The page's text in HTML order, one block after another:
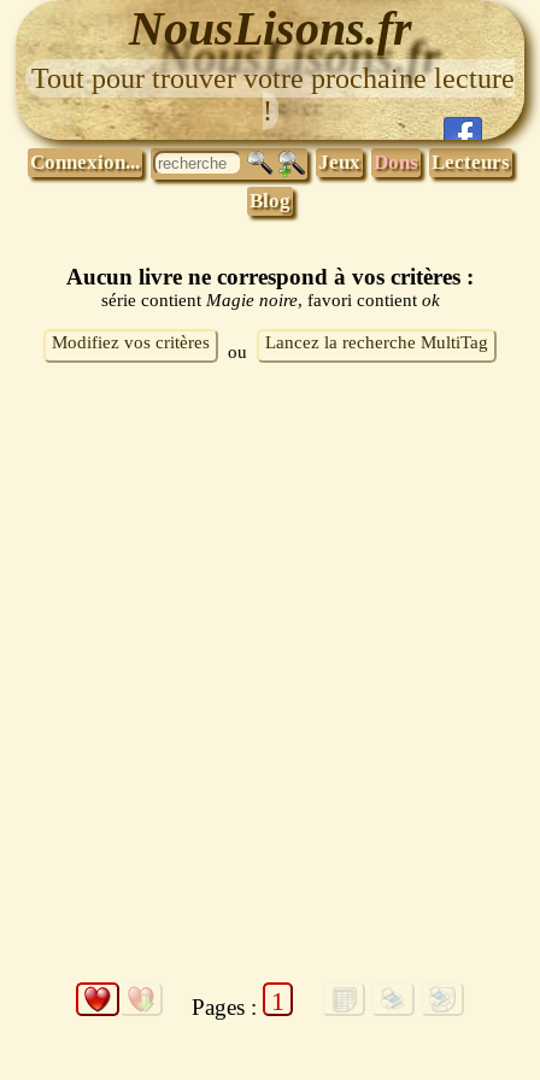
NousLisons.fr
Tout pour trouver votre prochaine lecture
!
Connexion... Jeux Dons Lecteurs
Blog
Aucun livre ne correspond à vos critères :
série contient Magie noire, favori contient ok
Modifiez vos critères ou Lancez la recherche MultiTag
Pages : 1